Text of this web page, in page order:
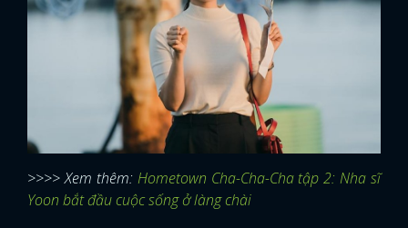
>>>> Xem thêm:Hometown Cha-Cha-Cha tập 2: Nha sĩ
Yoon bắt đầu cuộc sống ở làng chài